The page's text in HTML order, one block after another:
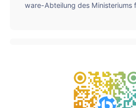
ware-Abteilung des Ministeriums
nen zu beseitigen und die
nd die Bearbeitung elektronischer
eichtern. Der nationale Standard